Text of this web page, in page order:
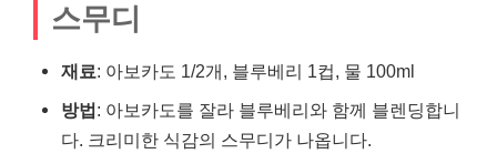
스무디
재료: 아보카도 1/2개, 블루베리 1컵, 물 100ml
방법: 아보카도를 잘라 블루베리와 함께 블렌딩합니
다. 크리미한 식감의 스무디가 나옵니다.